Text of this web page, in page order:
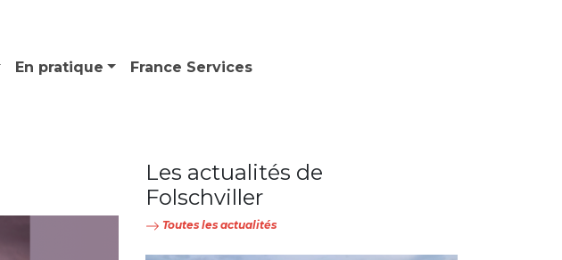
En pratique France Services
Les actualités de
Folschviller
Toutes les actualités